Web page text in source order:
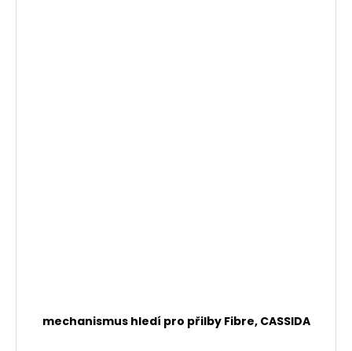
mechanismus hledí pro přilby Fibre, CASSIDA